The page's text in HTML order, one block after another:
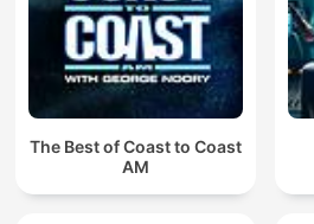
The Best of Coast to Coast
AM